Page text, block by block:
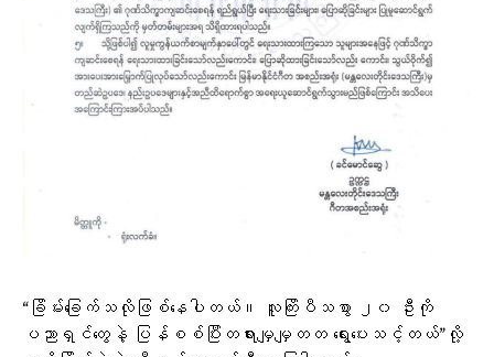
“ခြိမ်းခြေက်သလိုဖြစ်နေပါတယ်။ လူကြိးပီသစွာ ၂၀ ဦးကို
ပညာရှင်တွေနဲ့ ပြန်စစ်ပြီးတရားမျှမျှတတ ရွေးပေးသင့်တယ်”လို့